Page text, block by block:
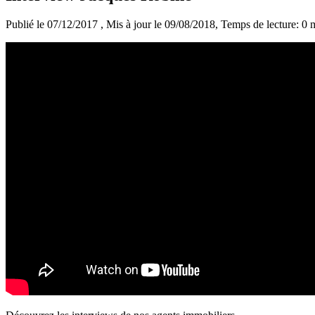
Publié le 07/12/2017 , Mis à jour le 09/08/2018, Temps de lecture: 0